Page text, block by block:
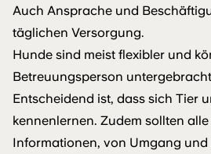
Auch Ansprache und
täglichen Versorgung.
Hunde sind meist flexibler und
Betreuungsperson
Entscheidend ist, dass sich Tier
kennenlernen. Zudem sollten
Informationen, von Umgang